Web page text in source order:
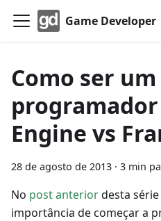
Game Developer
Como ser um
Engine vs
28 de agosto de 2013 · 3 min
No post anteriordesta
importância de começar a